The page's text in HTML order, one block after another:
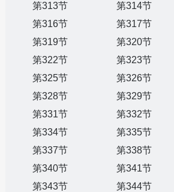
第313节
第314节
第316节
第317节
第319节
第320节
第322节
第323节
第325节
第326节
第328节
第329节
第331节
第332节
第334节
第335节
第337节
第338节
第340节
第341节
第343节
第344节